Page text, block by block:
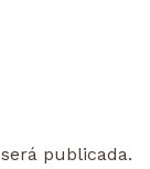
publicada.